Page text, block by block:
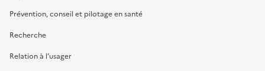
Prévention, conseil et pilotage en santé
Recherche
Relation à l’usager